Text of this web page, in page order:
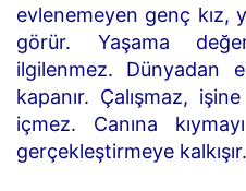
evlenemeyen genç kız,
görür. Yaşama
ilgilenmez. Dünyadan
kapanır. Çalışmaz,
içmez. Canına
gerçekleştirmeye kalkışır.